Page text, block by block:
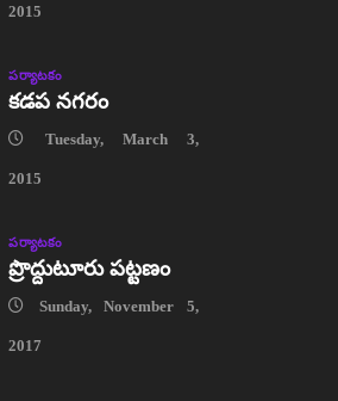
2015
పర్యాటకం
కడప నగరం
Tuesday, March 3,
2015
పర్యాటకం
ప్రొద్దుటూరు పట్టణం
Sunday, November 5,
2017